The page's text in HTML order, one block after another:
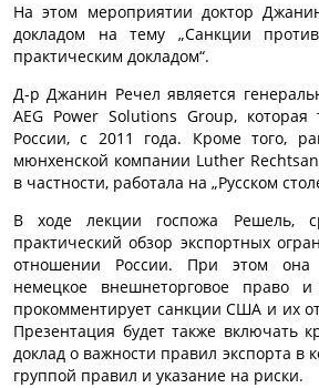
На этом мероприятии доктор
докладом на тему „Санкции
практическим докладом“.
Д-р Джанин Речел является
AEG Power Solutions Group,
России, с 2011 года. Кроме того,
мюнхенской компании Luther
в частности, работала на „Русском
В ходе лекции госпожа Решель,
практический обзор экспортных
отношении России. При этом она
немецкое внешнеторговое право
прокомментирует санкции США и их
Презентация будет также включать
доклад о важности правил экспорта в
группой правил и указание на риски.